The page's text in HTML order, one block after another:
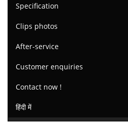
Specification
Clips photos
After-service
Customer enquiries
Contact now !
हिंदी में